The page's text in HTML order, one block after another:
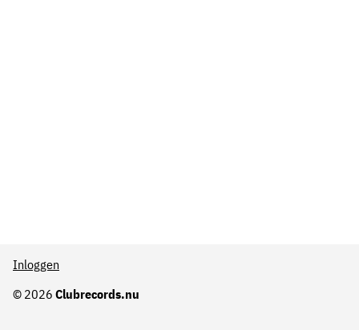
© 2026 Clubrecords.nu
Inloggen